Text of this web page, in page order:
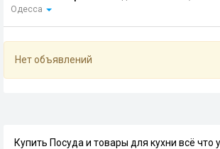
Одесса
Нет объявлений
Купить Посуда и товары для кухни всё что